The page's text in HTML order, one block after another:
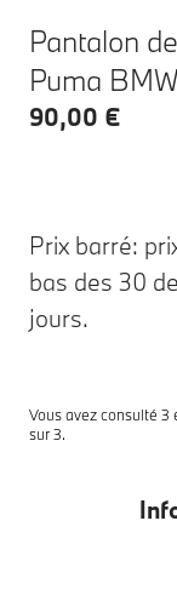
Pantalon
Puma
90,00 €
Prix barré:
bas des 30
jours.
Vous avez consulté 3
sur 3.